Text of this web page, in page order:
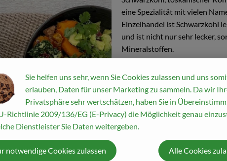
eine Spezialität mit vielen
Einzelhandel ist Schwarzkohl
und ist nicht nur sehr lecker,
Mineralstoffen.
Sie helfen uns sehr, wenn Sie Cookies zulassen und uns
erlauben, Daten für unser Marketing zu sammeln. Da wir
Privatsphäre sehr wertschätzen, haben Sie in
Richtlinie 2009/136/EG (E-Privacy) die Möglichkeit genau
Dienstleister Sie Daten weitergeben.
notwendige Cookies zulassen Alle Cookies